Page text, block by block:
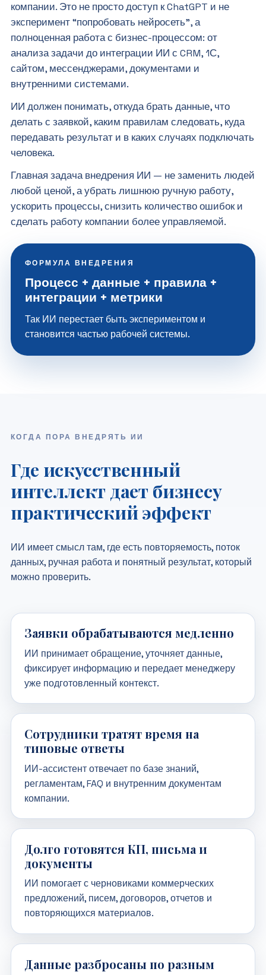
компании. Это не просто доступ к ChatGPT и не
эксперимент “попробовать нейросеть”, а
полноценная работа с бизнес-процессом: от
анализа задачи до интеграции ИИ с CRM, 1С,
сайтом, мессенджерами, документами и
внутренними системами.
ИИ должен понимать, откуда брать данные, что
делать с заявкой, каким правилам следовать, куда
передавать результат и в каких случаях подключать
человека.
Главная задача внедрения ИИ — не заменить людей
любой ценой, а убрать лишнюю ручную работу,
ускорить процессы, снизить количество ошибок и
сделать работу компании более управляемой.
ФОРМУЛА ВНЕДРЕНИЯ
Процесс + данные + правила +
интеграции + метрики
Так ИИ перестает быть экспериментом и
становится частью рабочей системы.
КОГДА ПОРА ВНЕДРЯТЬ ИИ
Где искусственный
интеллект дает бизнесу
практический эффект
ИИ имеет смысл там, где есть повторяемость, поток
данных, ручная работа и понятный результат, который
можно проверить.
Заявки обрабатываются медленно
ИИ принимает обращение, уточняет данные,
фиксирует информацию и передает менеджеру
уже подготовленный контекст.
Сотрудники тратят время на
типовые ответы
ИИ-ассистент отвечает по базе знаний,
регламентам, FAQ и внутренним документам
компании.
Долго готовятся КП, письма и
документы
ИИ помогает с черновиками коммерческих
предложений, писем, договоров, отчетов и
повторяющихся материалов.
Данные разбросаны по разным